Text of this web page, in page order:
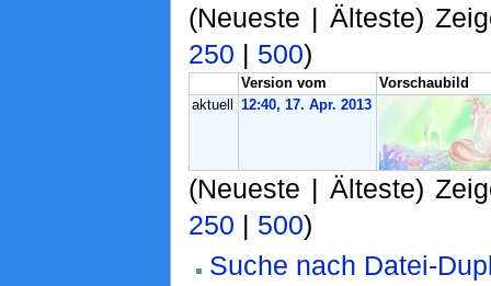
(Neueste | Älteste)
250 | 500)
Version vom
Vorschaubild
aktuell
12:40, 17. Apr. 2013
(Neueste | Älteste)
250 | 500)
Suche nach Datei-